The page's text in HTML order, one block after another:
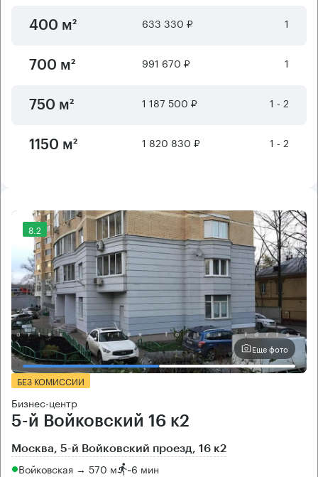
400 м² 633 330 ₽ 1
700 м² 991 670 ₽ 1
750 м² 1 187 500 ₽ 1 - 2
1150 м² 1 820 830 ₽ 1 - 2
8.2
Еще фото
БЕЗ КОМИССИИ
Бизнес-центр
5-й Войковский 16 к2
Москва, 5-й Войковский проезд, 16 к2
Войковская → 570 м ~6 мин